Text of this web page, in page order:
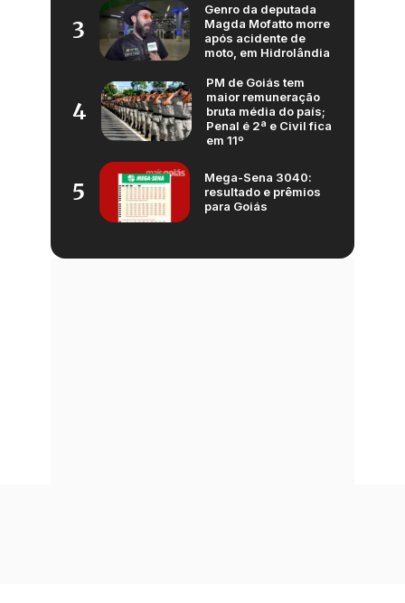
3
Genro da deputada
Magda Mofatto morre
após acidente de
moto, em Hidrolândia
4
PM de Goiás tem
maior remuneração
bruta média do país;
Penal é 2ª e Civil fica
em 11º
5
Mega-Sena 3040:
resultado e prêmios
para Goiás